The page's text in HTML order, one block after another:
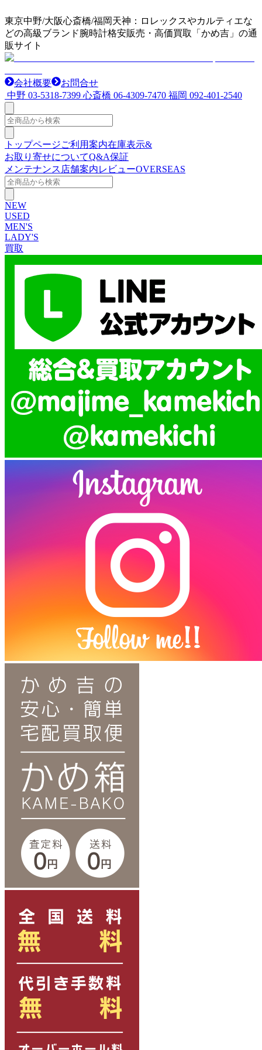
東京中野/大阪心斎橋/福岡天神：ロレックスやカルティエな
どの高級ブランド腕時計格安販売・高価買取「かめ吉」の通
販サイト
会社概要
お問合せ
中野 03-5318-7399 心斎橋 06-4309-7470 福岡 092-401-2540
トップページご利用案内在庫表示&
お取り寄せについてQ&A保証
メンテナンス 店舗案内レビューOVERSEAS
NEW
USED
MEN'S
LADY'S
買取